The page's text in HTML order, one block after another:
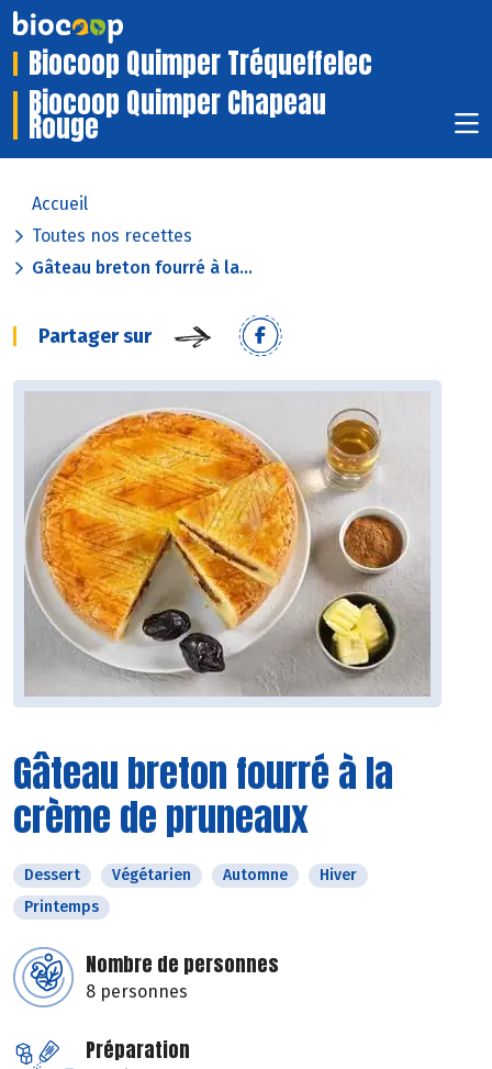
Biocoop Quimper Tréqueffelec
Biocoop Quimper Chapeau
Rouge
Accueil
Toutes nos recettes
Gâteau breton fourré à la...
Partager sur
Gâteau breton fourré à la
crème de pruneaux
Dessert Végétarien Automne
Hiver
Printemps
Nombre de personnes
8 personnes
Préparation